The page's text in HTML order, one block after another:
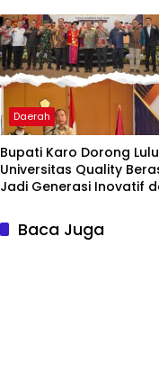
Daerah
Bupati Karo Dorong
Universitas Quality
Jadi Generasi Inovatif
Baca Juga